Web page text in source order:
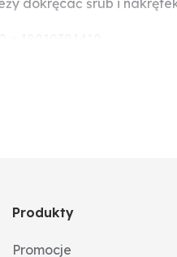
dokręcać śrub i
Produkty
Promocje